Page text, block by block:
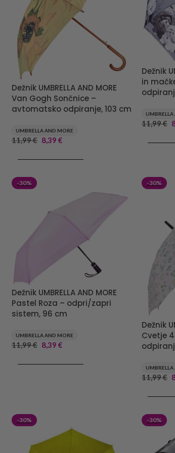
Dežnik UMBRELLA AND MORE
Van Gogh Sončnice –
avtomatsko odpiranje, 103 cm
UMBRELLA AND MORE
11,99€ 8,39 €
Dežnik
in
11,99€
-30%
Dežnik UMBRELLA AND MORE
Pastel Roza – odpri/zapri
sistem, 96 cm
UMBRELLA AND MORE
11,99€ 8,39 €
-30%
Dežnik
Cvetje
11,99€
-30% -30%